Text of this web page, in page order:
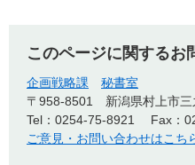
このページに関するお
企画戦略課
秘書室
〒958-8501
新潟県村上市
Tel：0254-75-8921
Fax：
ご意見・お問い合わせはこち